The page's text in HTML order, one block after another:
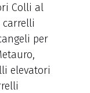
Colli al
carrelli
per
elevatori